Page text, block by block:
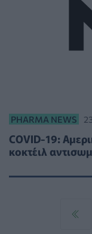
PHARMA NEWS
COVID-19:
κοκτέιλ